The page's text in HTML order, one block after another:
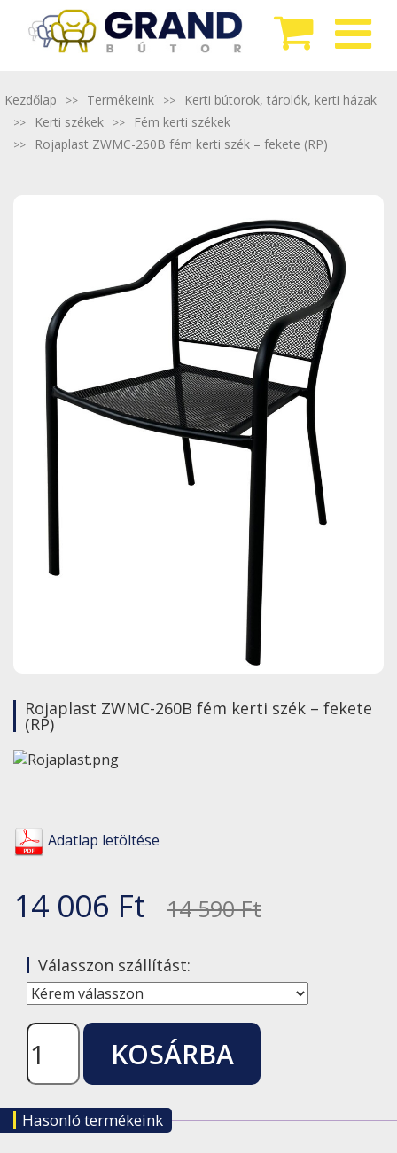
Kezdőlap Termékeink
Kerti bútorok, tárolók, kerti házak
Kerti székek
Fém kerti székek
Rojaplast ZWMC-260B fém kerti szék – fekete (RP)
Rojaplast ZWMC-260B fém kerti szék – fekete
(RP)
Adatlap letöltése
14 006 Ft 14 590 Ft
Válasszon szállítást:
KOSÁRBA
TESZ
Hasonló termékeink